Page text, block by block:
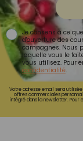
Je consens à ce
d'ouverture des
campagnes. Nous
laquelle vous le
vous utilisez. Pour
confidentialité.
Votre adresse email sera
offres commerciales
intégré dans la newsletter. Pour